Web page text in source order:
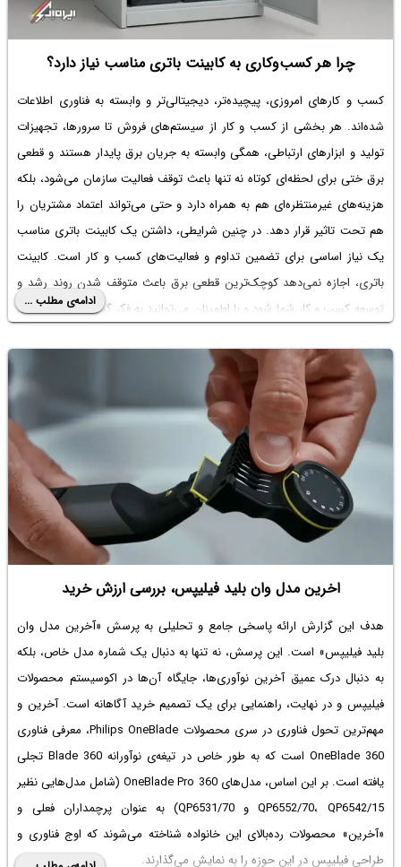
چرا هر کسب‌وکاری به کابینت باتری مناسب نیاز دارد؟
کسب و کارهای امروزی، پیچیده‌تر، دیجیتالی‌تر و وابسته به فناوری اطلاعات
شده‌اند. هر بخشی از کسب و کار از سیستم‌های فروش تا سرورها، تجهیزات
تولید و ابزارهای ارتباطی، همگی وابسته به جریان برق پایدار هستند و قطعی
برق ختی برای لحظه‌ای کوتاه نه تنها باعث توقف فعالیت سازمان می‌شود، بلکه
هزینه‌های غیرمنتظره‌ای هم به همراه دارد و حتی می‌تواند اعتماد مشتریان را
هم تحت تاثیر قرار دهد. در چنین شرایطی، داشتن یک کابینت باتری مناسب
یک نیاز اساسی برای تضمین تداوم و فعالیت‌های کسب و کار است. کابینت
باتری، اجازه نمی‌دهد کوچک‌ترین قطعی برق باعث متوقف شدن روند رشد و
توسعه کسب و کار شما شود و با اطمینان می‌توانید به فکر گسترش فعالیت‌های
صحبت خواهیم کرد. لطفاً با ما همراه بمانید.
ادامه‌ی مطلب ...
اخرین مدل وان بلید فیلیپس، بررسی ارزش خرید
هدف این گزارش ارائه پاسخی جامع و تحلیلی به پرسش «آخرین مدل وان
بلید فیلیپس» است. این پرسش، نه تنها به دنبال یک شماره مدل خاص، بلکه
به دنبال درک عمیق آخرین نوآوری‌ها، جایگاه آن‌ها در اکوسیستم محصولات
فیلیپس و در نهایت، راهنمایی برای یک تصمیم خرید آگاهانه است. آخرین و
مهم‌ترین تحول فناوری در سری محصولات Philips OneBlade، معرفی فناوری
OneBlade 360 است که به طور خاص در تیغه‌ی نوآورانه 360 Blade تجلی
یافته است. بر این اساس، مدل‌های OneBlade Pro 360 (شامل مدل‌هایی نظیر
QP6552/70، QP6542/15 و QP6531/70) به عنوان پرچمداران فعلی و
«آخرین» محصولات رده‌بالای این خانواده شناخته می‌شوند که اوج فناوری و
طراحی فیلیپس در این حوزه را به نمایش می‌گذارند.